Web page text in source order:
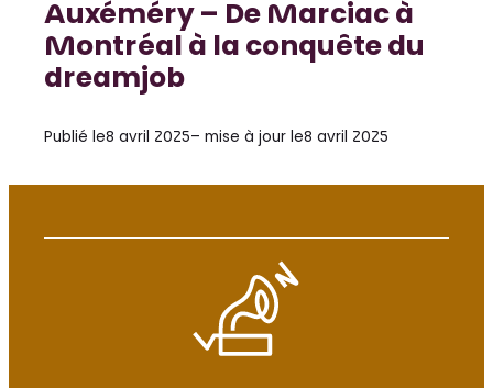
Auxéméry – De Marciac à
Montréal à la conquête du
dreamjob
Publié le8 avril 2025– mise à jour le8 avril 2025